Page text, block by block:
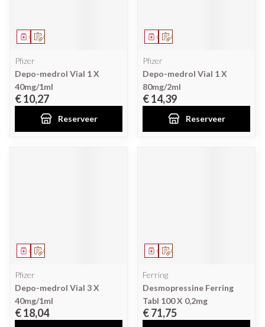
Op voorschrift
Geneesmiddel
Pfizer
Depo-medrol Vial 1 X
40mg/1ml
€ 10,27
Reserveer
Op voorschrift
Geneesmiddel
Pfizer
Depo-medrol Vial 1 X
80mg/2ml
€ 14,39
Reserveer
Op voorschrift
Geneesmiddel
Pfizer
Depo-medrol Vial 3 X
40mg/1ml
€ 18,04
Op voorschrift
Geneesmiddel
Ferring
Desmopressine Ferring
Tabl 100 X 0,2mg
€ 71,75